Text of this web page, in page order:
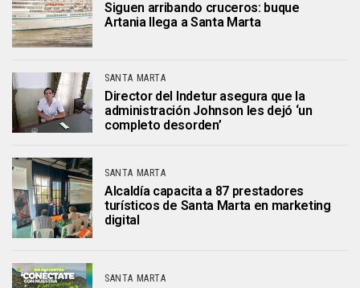
Siguen arribando cruceros: buque
Artania llega a Santa Marta
SANTA MARTA
Director del Indetur asegura que la
administración Johnson les dejó ‘un
completo desorden’
SANTA MARTA
Alcaldía capacita a 87 prestadores
turísticos de Santa Marta en marketing
digital
SANTA MARTA